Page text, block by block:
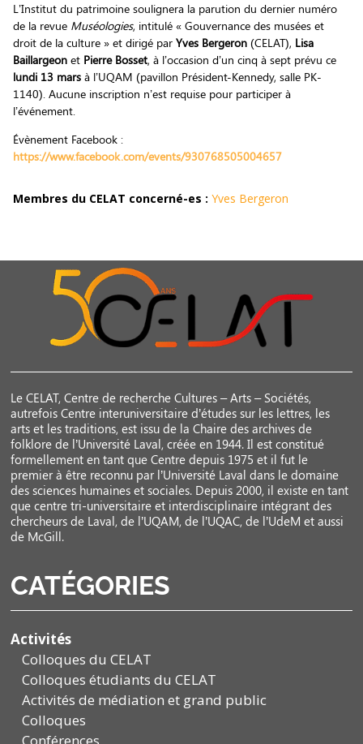
L’Institut du patrimoine soulignera la parution du dernier numéro
de la revue Muséologies, intitulé « Gouvernance des musées et
droit de la culture » et dirigé par Yves Bergeron(CELAT), Lisa
Baillargeonet Pierre Bosset, à l’occasion d’un cinq à sept prévu ce
lundi 13 marsà l’UQAM (pavillon Président-Kennedy, salle PK-
1140). Aucune inscription n’est requise pour participer à
l’événement.
Évènement Facebook :
https://www.facebook.com/events/930768505004657
Membres du CELAT concerné-es : Yves Bergeron
Le CELAT, Centre de recherche Cultures – Arts – Sociétés,
autrefois Centre interuniversitaire d’études sur les lettres, les
arts et les traditions, est issu de la Chaire des archives de
folklore de l’Université Laval, créée en 1944. Il est constitué
formellement en tant que Centre depuis 1975 et il fut le
premier à être reconnu par l’Université Laval dans le domaine
des sciences humaines et sociales. Depuis 2000, il existe en tant
que centre tri-universitaire et interdisciplinaire intégrant des
chercheurs de Laval, de l’UQAM, de l’UQAC, de l’UdeM et aussi
de McGill.
CATÉGORIES
Activités
Colloques du CELAT
Colloques étudiants du CELAT
Activités de médiation et grand public
Colloques